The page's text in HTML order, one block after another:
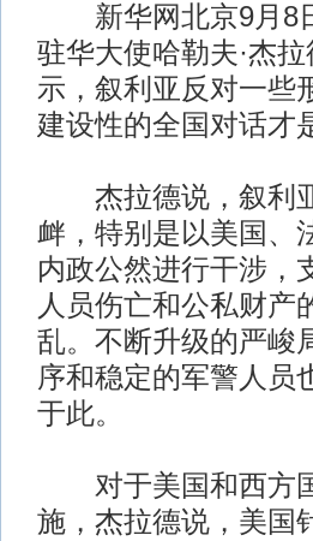
新华网北京9月8
驻华大使哈勒夫·杰
示，叙利亚反对一些
建设性的全国对话才
杰拉德说，叙利亚
衅，特别是以美国、
内政公然进行干涉，
人员伤亡和公私财产
乱。不断升级的严峻
序和稳定的军警人员
于此。
对于美国和西方国
施，杰拉德说，美国